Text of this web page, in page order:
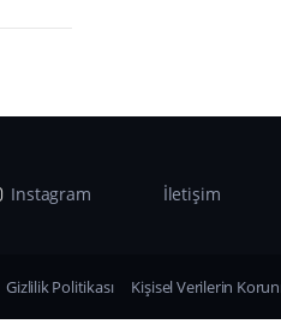
Instagram İletişim
Gizlilik Politikası Kişisel Verilerin